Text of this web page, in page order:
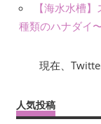
【海水水槽
種類のハナダイ
現在、
人気投稿